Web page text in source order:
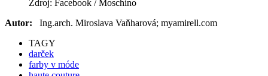
Zdroj: Facebook / Moschino
Autor: Ing.arch. Miroslava Vaňharová; myamirell.com
TAGY
darček
farby v móde